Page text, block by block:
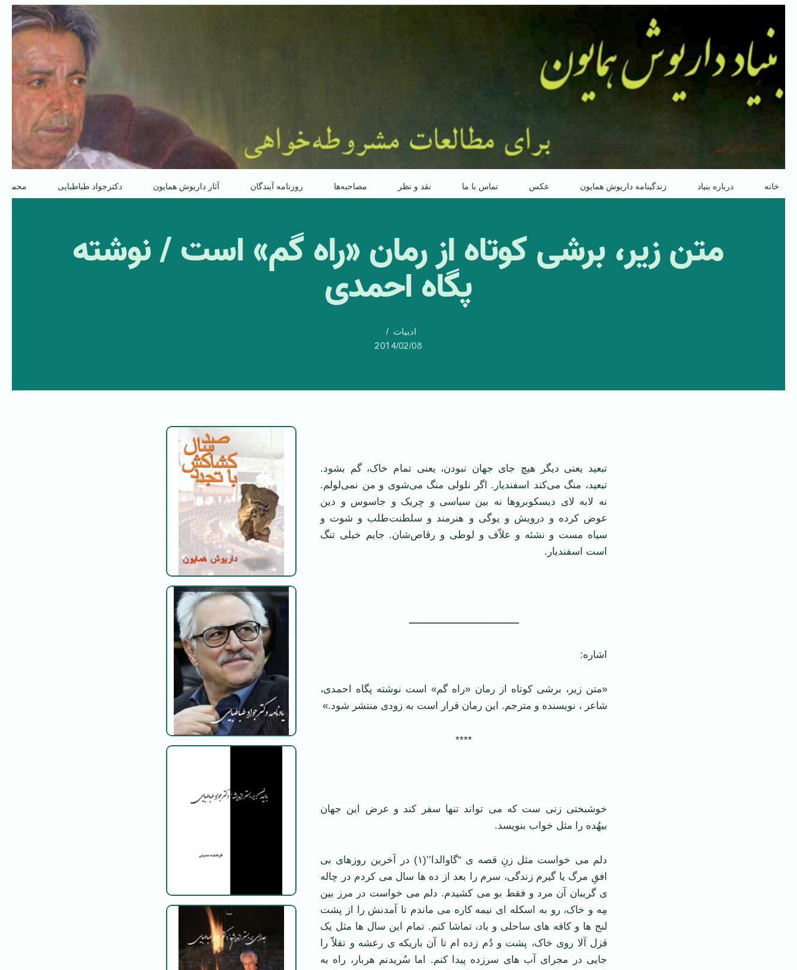
پرش
محتوا
خانه درباره بنیاد زندگینامه داریوش همایون عکس تماس با ما نقد و نظر مصاحبه‌ها روزنامه آیندگان آثار داریوش همایون دکترجواد طباطبایی
متن زیر، برشی کوتاه از رمان «راه گم» است / نوشته
پگاه احمدی
ادبیات
2014/02/08
تبعید یعنی دیگر هیچ جای جهان نبودن، یعنی تمام خاک، گم بشود.
تبعید، منگ می‌کند اسفندیار. اگر نلولی منگ می‌شوی و من نمی‌لولم.
نه لابه لای دیسکوبروها نه بین سیاسی و چریک و جاسوس و دین
عوض کرده و درویش و یوگی و هنرمند و سلطنت‌طلب و شوت و
سیاه مست و نشئه و علاّف و لوطی و رقاص‌شان. جایم خیلی تنگ
است اسفندیار.
‌ـــــــــــــــــــــــــــــــــــــ
اشاره:
«متن زیر، برشی کوتاه از رمان «راه گم» است نوشته پگاه احمدی،
شاعر ، نویسنده و مترجم. این رمان قرار است به زودی منتشر شود.»
‌****
خوشبختی زنی ست که می تواند تنها سفر کند و عرض این جهان
بیهُده را مثل خواب بنویسد.
دلم می خواست مثل زنِ قصه ی “گاوالدا’’(۱) در آخرین روزهای بی
افقِ مرگ یا گیرم زندگی، سرم را بعد از ده ها سال می کردم در چاله
ی گریبان آن مرد و فقط بو می کشیدم. دلم می خواست در مرز بین
مِه و خاک، رو به اسکله ای نیمه کاره می ماندم تا آمدنش را از پشت
لنج ها و کافه های ساحلی و باد، تماشا کنم. تمام این سال ها مثل یک
قزل آلا روی خاک، پشت و دُم زده ام تا آن باریکه ی رعشه و تقلاّ را
جایی در مجرای آب های سرزده پیدا کنم. اما سُریدنم هربار، راه به